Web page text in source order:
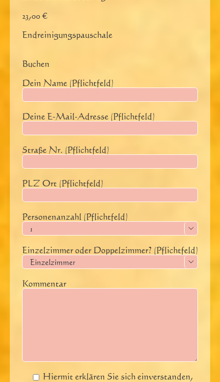
23,00 €
Endreinigungspauschale
Buchen
Dein Name (Pflichtfeld)
Deine E-Mail-Adresse (Pflichtfeld)
Straße Nr. (Pflichtfeld)
PLZ Ort (Pflichtfeld)
Personenanzahl (Pflichtfeld)

Einzelzimmer oder Doppelzimmer? (Pflichtfeld)

Kommentar
Hiermit erklären Sie sich einverstanden,